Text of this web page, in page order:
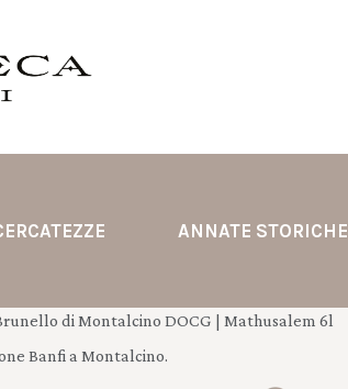
ANNATE STORICHE
di Montalcino DOCG | Mathusalem 6l
Banfi a Montalcino.